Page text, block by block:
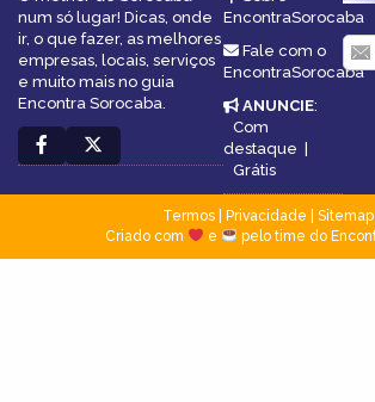
num só lugar! Dicas, onde
ir, o que fazer, as melhores
empresas, locais, serviços
e muito mais no guia
Encontra Sorocaba.
EncontraSorocaba
Fale com o
EncontraSorocaba
ANUNCIE:
Com
destaque |
Grátis
Termos| Privacidade
Sitemap
Criado com
e pelo time do